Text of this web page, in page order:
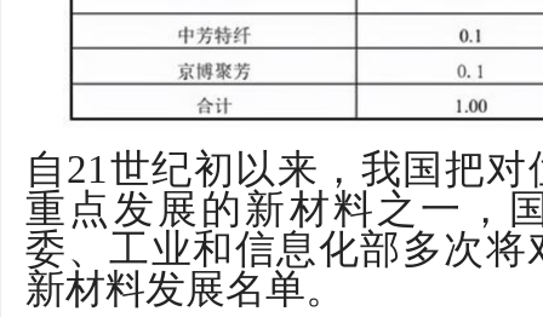
自21世纪初以来，我国把
重点发展的新材料之一，
委、工业和信息化部多次
新材料发展名单。